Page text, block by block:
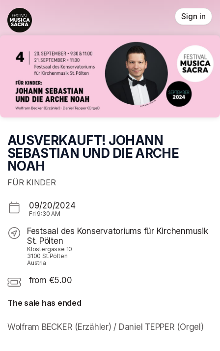
Skip header
Sign in
AUSVERKAUFT! JOHANN
SEBASTIAN UND DIE ARCHE
NOAH
FÜR KINDER
09/20/2024
Fri 9:30 AM
Festsaal des Konservatoriums für Kirchenmusik
St. Pölten
Klostergasse 10
3100 St.Pölten
Austria
from €5.00
The sale has ended
Wolfram BECKER (Erzähler) / Daniel TEPPER (Orgel)